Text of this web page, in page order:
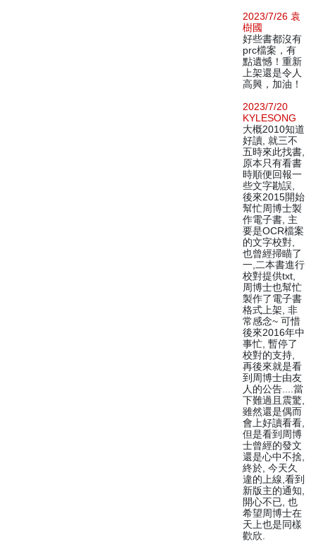
2023/7/26 袁
樹國
好些書都沒有
prc檔案，有
點遺憾！重新
上架還是令人
高興，加油！
2023/7/20
KYLESONG
大概2010知道
好讀, 就三不
五時來此找書,
原本只有看書
時順便回報一
些文字勘誤,
後來2015開始
幫忙周博士製
作電子書, 主
要是OCR檔案
的文字校對,
也曾經掃瞄了
一,二本書進行
校對提供txt,
周博士也幫忙
製作了電子書
格式上架, 非
常感念~ 可惜
後來2016年中
事忙, 暫停了
校對的支持,
再後來就是看
到周博士由友
人的公告....當
下難過且震驚,
雖然還是偶而
會上好讀看看,
但是看到周博
士曾經的發文
還是心中不捨,
終於, 今天久
違的上線,看到
新版主的通知,
開心不已, 也
希望周博士在
天上也是同樣
歡欣.